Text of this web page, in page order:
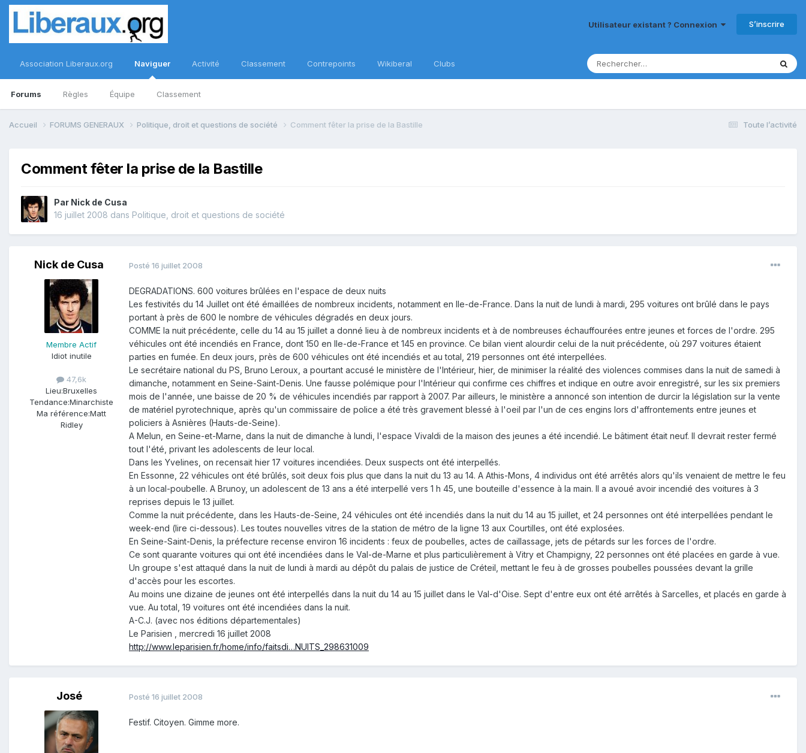
Utilisateur existant ? Connexion S’inscrire
Association Liberaux.org Naviguer
Forums Règles Équipe Classement
Activité Classement Contrepoints Wikiberal Clubs
Toute l’activité
Accueil FORUMS GENERAUX Politique, droit et questions de société Comment fêter la prise de la Bastille
Comment fêter la prise de la Bastille
Par Nick de Cusa
16 juillet 2008 dans Politique, droit et questions de société
Nick de Cusa
Membre Actif
Idiot inutile
47,6k
Lieu:Bruxelles
Tendance:Minarchiste
Ma référence:Matt
Ridley
Posté 16 juillet 2008
DEGRADATIONS. 600 voitures brûlées en l'espace de deux nuits
Les festivités du 14 Juillet ont été émaillées de nombreux incidents, notamment en Ile-de-France. Dans la nuit de lundi à mardi, 295 voitures ont brûlé dans le pays
portant à près de 600 le nombre de véhicules dégradés en deux jours.
COMME la nuit précédente, celle du 14 au 15 juillet a donné lieu à de nombreux incidents et à de nombreuses échauffourées entre jeunes et forces de l'ordre. 295
véhicules ont été incendiés en France, dont 150 en Ile-de-France et 145 en province. Ce bilan vient alourdir celui de la nuit précédente, où 297 voitures étaient
parties en fumée. En deux jours, près de 600 véhicules ont été incendiés et au total, 219 personnes ont été interpellées.
Le secrétaire national du PS, Bruno Leroux, a pourtant accusé le ministère de l'Intérieur, hier, de minimiser la réalité des violences commises dans la nuit de samedi à
dimanche, notamment en Seine-Saint-Denis. Une fausse polémique pour l'Intérieur qui confirme ces chiffres et indique en outre avoir enregistré, sur les six premiers
mois de l'année, une baisse de 20 % de véhicules incendiés par rapport à 2007. Par ailleurs, le ministère a annoncé son intention de durcir la législation sur la vente
de matériel pyrotechnique, après qu'un commissaire de police a été très gravement blessé à l'oeil par l'un de ces engins lors d'affrontements entre jeunes et
policiers à Asnières (Hauts-de-Seine).
A Melun, en Seine-et-Marne, dans la nuit de dimanche à lundi, l'espace Vivaldi de la maison des jeunes a été incendié. Le bâtiment était neuf. Il devrait rester fermé
tout l'été, privant les adolescents de leur local.
Dans les Yvelines, on recensait hier 17 voitures incendiées. Deux suspects ont été interpellés.
En Essonne, 22 véhicules ont été brûlés, soit deux fois plus que dans la nuit du 13 au 14. A Athis-Mons, 4 individus ont été arrêtés alors qu'ils venaient de mettre le feu
à un local-poubelle. A Brunoy, un adolescent de 13 ans a été interpellé vers 1 h 45, une bouteille d'essence à la main. Il a avoué avoir incendié des voitures à 3
reprises depuis le 13 juillet.
Comme la nuit précédente, dans les Hauts-de-Seine, 24 véhicules ont été incendiés dans la nuit du 14 au 15 juillet, et 24 personnes ont été interpellées pendant le
week-end (lire ci-dessous). Les toutes nouvelles vitres de la station de métro de la ligne 13 aux Courtilles, ont été explosées.
En Seine-Saint-Denis, la préfecture recense environ 16 incidents : feux de poubelles, actes de caillassage, jets de pétards sur les forces de l'ordre.
Ce sont quarante voitures qui ont été incendiées dans le Val-de-Marne et plus particulièrement à Vitry et Champigny, 22 personnes ont été placées en garde à vue.
Un groupe s'est attaqué dans la nuit de lundi à mardi au dépôt du palais de justice de Créteil, mettant le feu à de grosses poubelles poussées devant la grille
d'accès pour les escortes.
Au moins une dizaine de jeunes ont été interpellés dans la nuit du 14 au 15 juillet dans le Val-d'Oise. Sept d'entre eux ont été arrêtés à Sarcelles, et placés en garde à
vue. Au total, 19 voitures ont été incendiées dans la nuit.
A-C.J. (avec nos éditions départementales)
Le Parisien , mercredi 16 juillet 2008
http://www.leparisien.fr/home/info/faitsdi…NUITS_298631009
José Posté 16 juillet 2008
Festif. Citoyen. Gimme more.